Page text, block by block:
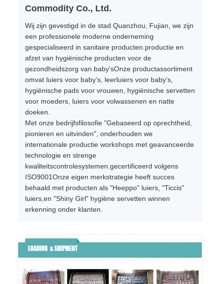
Commodity Co., Ltd.
Wij zijn gevestigd in de stad Quanzhou, Fujian, we zijn
een professionele moderne onderneming
gespecialiseerd in sanitaire producten.productie en
afzet van hygiënische producten voor de
gezondheidszorg van baby'sOnze productassortiment
omvat luiers voor baby's, leerluiers voor baby's,
hygiënische pads voor vrouwen, hygiënische servetten
voor moeders, luiers voor volwassenen en natte
doeken.
Met onze bedrijfsfilosofie "Gebaseerd op oprechtheid,
pionieren en uitvinden", onderhouden we
internationale productie workshops met geavanceerde
technologie en strenge
kwaliteitscontrolesystemen.gecertificeerd volgens
ISO9001Onze eigen merkstrategie heeft succes
behaald met producten als "Heeppo" luiers, "Ticcis"
luiers,en "Shiny Girl" hygiëne servetten winnen
erkenning onder klanten.